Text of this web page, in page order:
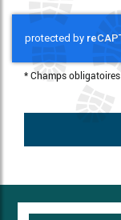
*Champs obligatoires